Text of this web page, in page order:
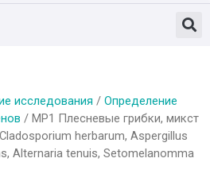
исследования / Определение
/ MP1 Плесневые грибки, микст
herbarum, Aspergillus
Alternaria tenuis, Setomelanomma